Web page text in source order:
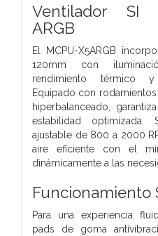
Ventilador SI
ARGB
El MCPU-X5ARGB
120mm con
rendimiento térmico y
Equipado con
hiperbalanceado,
estabilidad
ajustable de 800 a 2000
aire eficiente con el
dinámicamente a las
Funcionamiento
Para una experiencia
pads de goma